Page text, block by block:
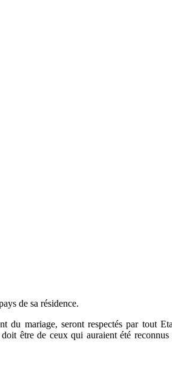
de sa résidence.
mariage, seront respectés par tout
être de ceux qui auraient été